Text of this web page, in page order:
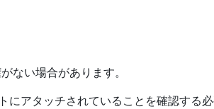
ない場合があります。
アタッチされていることを確認する